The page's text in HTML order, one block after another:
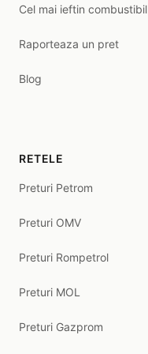
Cel mai ieftin combustibil
Raporteaza un pret
Blog
RETELE
Preturi Petrom
Preturi OMV
Preturi Rompetrol
Preturi MOL
Preturi Gazprom